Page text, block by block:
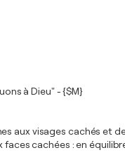
à Dieu" - {$M}
aux visages cachés et
cachées : en